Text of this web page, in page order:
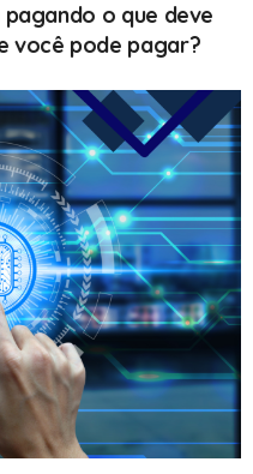
o que deve
você pode pagar?